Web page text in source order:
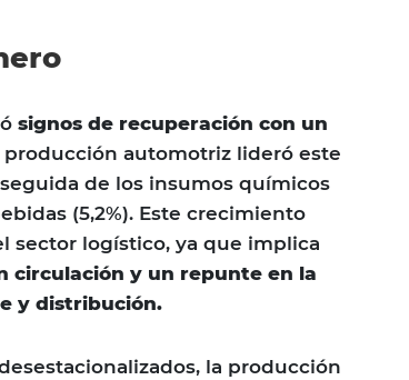
signos de recuperación con un
producción automotriz lideró este
de los insumos químicos
(5,2%). Este crecimiento
sector logístico, ya que implica
circulación y un repunte en la
y distribución.
la producción